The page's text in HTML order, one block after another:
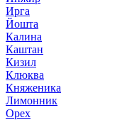
Ирга
Йошта
Калина
Каштан
Кизил
Клюква
Княженика
Лимонник
Орех